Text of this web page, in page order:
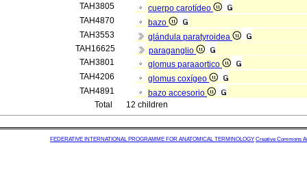
TAH3805
cuerpo carotídeo
TAH4870
bazo
TAH3553
glándula paratyroidea
TAH16625
paraganglio
TAH3801
glomus paraaortico
TAH4206
glomus coxígeo
TAH4891
bazo accesorio
Total
12 children
FEDERATIVE INTERNATIONAL PROGRAMME FOR ANATOMICAL TERMINOLOGY Creative Commons